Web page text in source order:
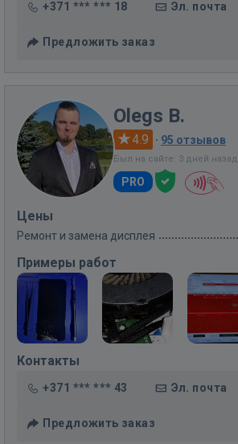
+371 *** *** 18 Эл. почта
Предложить заказ
Olegs B.
4.9 · 95 отзывов
Был на сайте: 3 дней назад
PRO
Цены
Ремонт и замена дисплея
Примеры работ
Контакты
+371 *** *** 43 Эл. почта
Предложить заказ